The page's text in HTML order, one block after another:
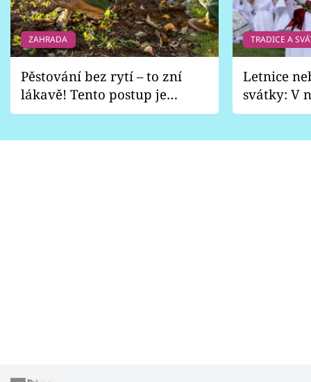
ZAHRADA
Pěstování bez rytí – to zní
lákavě! Tento postup je
vhodný jen pro některé
TRADICE A
Letnice
svátky: V
pondělí